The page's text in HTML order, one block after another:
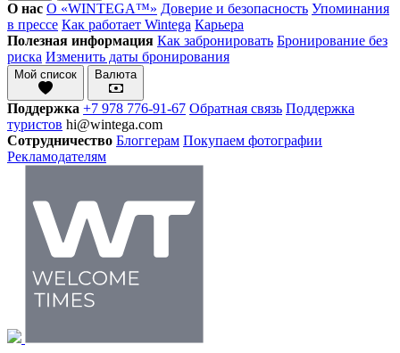
О нас О «WINTEGA™» Доверие и безопасность Упоминания
в прессе Как работает Wintega Карьера
Полезная информация Как забронировать Бронирование без
риска Изменить даты бронирования
Мой список Валюта
Поддержка +7 978 776-91-67 Обратная связь Поддержка
туристов hi@wintega.com
Сотрудничество Блоггерам Покупаем фотографии
Рекламодателям